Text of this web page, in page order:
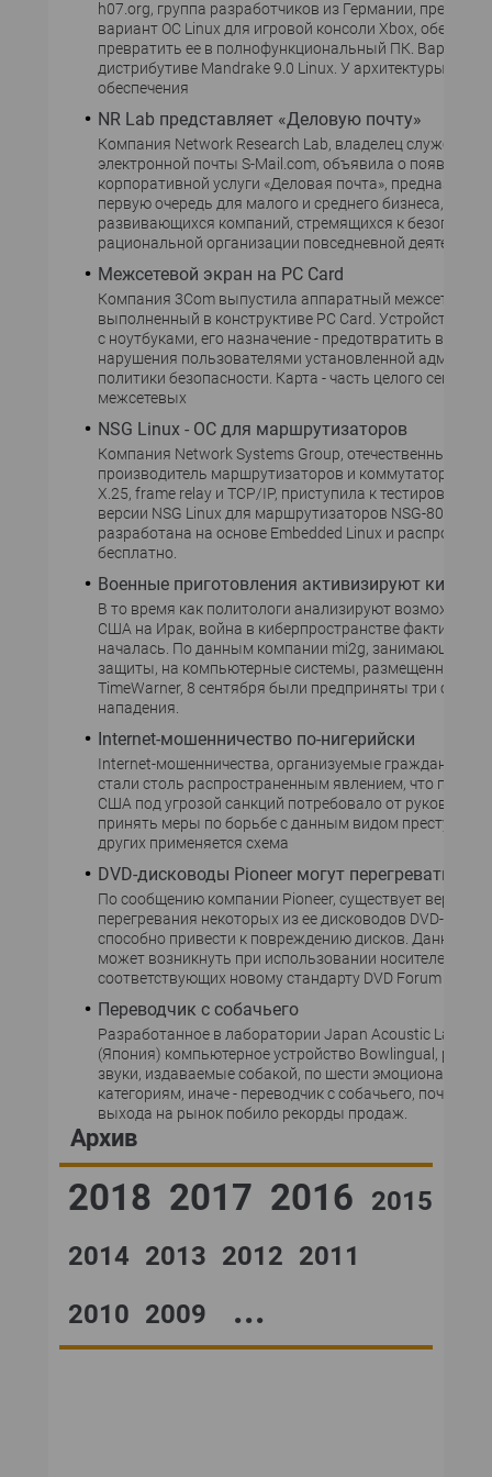
h07.org, группа разработчиков из Германии,
вариант ОС Linux для игровой консоли Xbox, обещает
превратить ее в полнофункциональный ПК. Вариант
дистрибутиве Mandrake 9.0 Linux. У архитектуры
обеспечения
NR Lab представляет «Деловую почту»
Компания Network Research Lab, владелец службы
электронной почты S-Mail.com, объявила о появлении
корпоративной услуги «Деловая почта»,
первую очередь для малого и среднего бизнеса, для
развивающихся компаний, стремящихся к
рациональной организации повседневной
Межсетевой экран на PC Card
Компания 3Com выпустила аппаратный межсетевой
выполненный в конструктиве PC Card. Устройство
с ноутбуками, его назначение - предотвратить
нарушения пользователями установленной
политики безопасности. Карта - часть целого
межсетевых
NSG Linux - ОС для маршрутизаторов
Компания Network Systems Group, отечественный
производитель маршрутизаторов и коммутаторов
Х.25, frame relay и TCP/IP, приступила к тестированию
версии NSG Linux для маршрутизаторов NSG-800.
разработана на основе Embedded Linux и
бесплатно.
Военные приготовления активизируют
В то время как политологи анализируют
США на Ирак, война в киберпространстве фактически
началась. По данным компании mi2g, занимающейся
защиты, на компьютерные системы, размещенные в
TimeWarner, 8 сентября были предприняты три
нападения.
Internet-мошенничество по-нигерийски
Internet-мошенничества, организуемые гражданами
стали столь распространенным явлением, что
США под угрозой санкций потребовало от
принять меры по борьбе с данным видом
других применяется схема
DVD-дисководы Pioneer могут перегреваться
По сообщению компании Pioneer, существует
перегревания некоторых из ее дисководов DVD-R.
способно привести к повреждению дисков. Данная
может возникнуть при использовании носителей,
соответствующих новому стандарту DVD Forum
Переводчик с собачьего
Разработанное в лаборатории Japan Acoustic
(Япония) компьютерное устройство Bowlingual,
звуки, издаваемые собакой, по шести эмоциональным
категориям, иначе - переводчик с собачьего, почти
выхода на рынок побило рекорды продаж.
Архив
2018 2017 2016
2015
2014 2013 2012 2011
2010 2009 ...